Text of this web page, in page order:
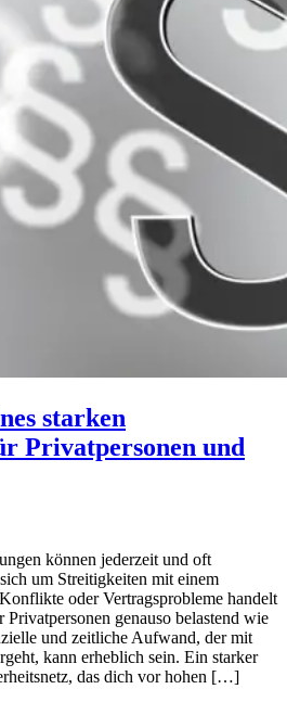
starken
Privatpersonen und
können jederzeit und oft
um Streitigkeiten mit einem
oder Vertragsprobleme handelt
genauso belastend wie
und zeitliche Aufwand, der mit
kann erheblich sein. Ein starker
das dich vor hohen […]